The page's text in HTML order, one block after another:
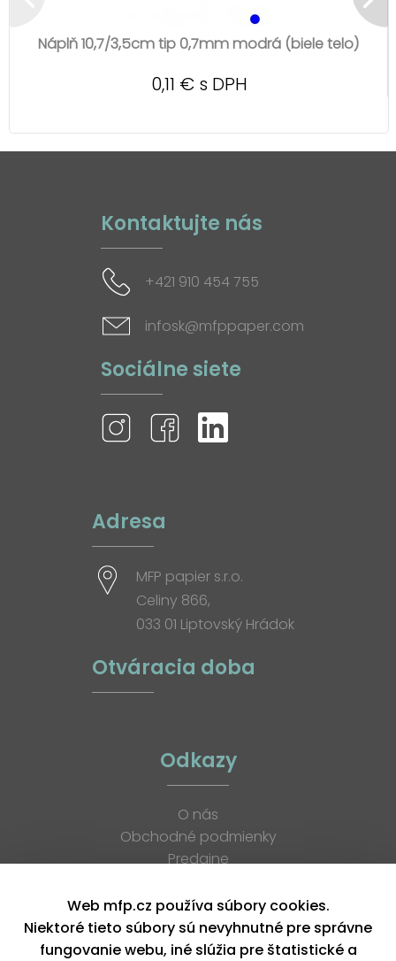
Náplň 10,7/3,5cm tip 0,7mm modrá (biele telo)
0,11 € s DPH
Kontaktujte nás
+421 910 454 755
infosk@mfppaper.com
Sociálne siete
Adresa
MFP papier s.r.o.
Celiny 866,
033 01 Liptovský Hrádok
Otváracia doba
Odkazy
O nás
Obchodné podmienky
Predajne
K stiahnutiu
Blog
Kontakt
Web mfp.cz používa súbory cookies.
Niektoré tieto súbory sú nevyhnutné pre správne
fungovanie webu, iné slúžia pre štatistické a